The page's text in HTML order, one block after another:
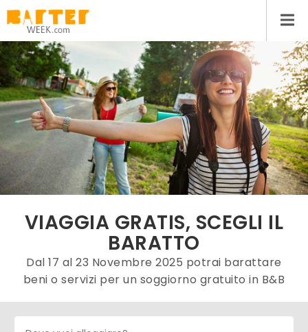
VIAGGIA GRATIS, SCEGLI IL
BARATTO
Dal 17 al 23 Novembre 2025 potrai barattare
beni o servizi per un soggiorno gratuito in B&B